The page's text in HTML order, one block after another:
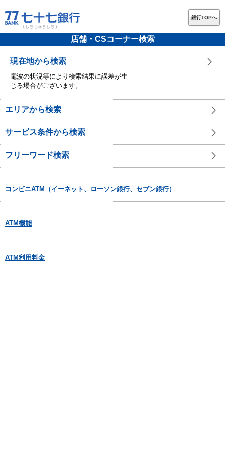
銀行TOPへ
店舗・CSコーナー検索
現在地から検索
電波の状況等により検索結果に誤差が生
じる場合がございます。
エリアから検索
サービス条件から検索
フリーワード検索
コンビニATM（イーネット、ローソン銀行、セブン銀行）
ATM機能
ATM利用料金